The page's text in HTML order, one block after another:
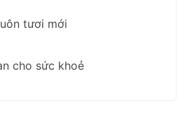
tươi mới
cho sức khoẻ